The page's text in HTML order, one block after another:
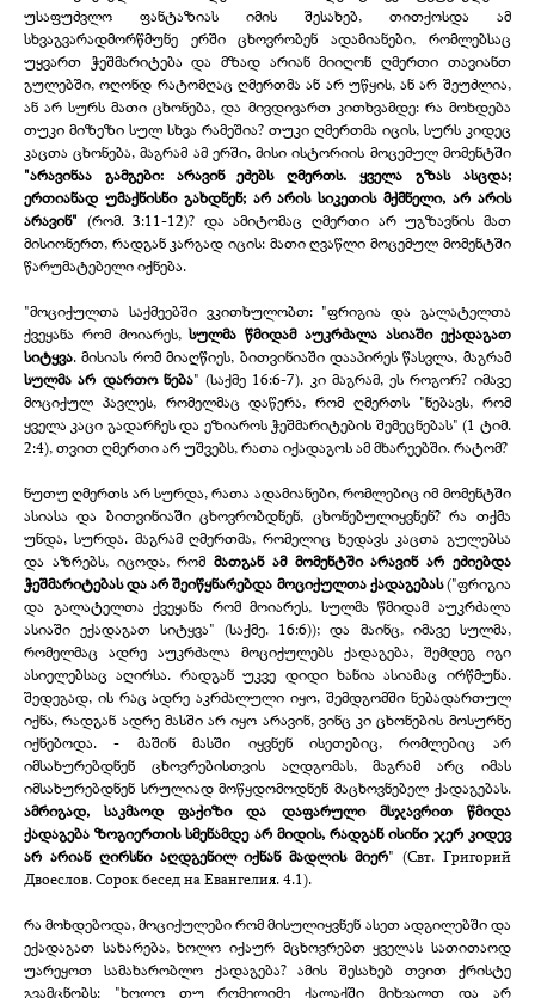
უსაფუძვლო ფანტაზიას იმის შესახებ, თითქოსდა ამ
სხვაგვარადმორწმუნე ერში ცხოვრობენ ადამიანები, რომლებსაც
უყვართ ჭეშმარიტება და მზად არიან მიიღონ ღმერთი თავიანთ
გულებში, ოღონდ რატომღაც ღმერთმა ან არ უწყის, ან არ შეუძლია,
ან არ სურს მათი ცხონება, და მივდივართ კითხვამდე: რა მოხდება
თუკი მიზეზი სულ სხვა რამეშია? თუკი ღმერთმა იცის, სურს კიდეც
კაცთა ცხონება, მაგრამ ამ ერში, მისი ისტორიის მოცემულ მომენტში
"არავინაა გამგები: არავინ ეძებს ღმერთს. ყველა გზას ასცდა;
ერთიანად უმაქნისნი გახდნენ; არ არის სიკეთის მქმნელი, არ არის
არავინ" (რომ. 3:11-12)? და ამიტომაც ღმერთი არ უგზავნის მათ
მისიონერთ, რადგან კარგად იცის: მათი ღვაწლი მოცემულ მომენტში
წარუმატებელი იქნება.
"მოციქულთა საქმეებში ვკითხულობთ: "ფრიგია და გალატელთა
ქვეყანა რომ მოიარეს, სულმა წმიდამ აუკრძალა ასიაში ექადაგათ
სიტყვა. მისიას რომ მიაღწიეს, ბითვინიაში დააპირეს წასვლა, მაგრამ
სულმა არ დართო ნება" (საქმე 16:6-7). კი მაგრამ, ეს როგორ? იმავე
მოციქულ პავლეს, რომელმაც დაწერა, რომ ღმერთს "ნებავს, რომ
ყველა კაცი გადარჩეს და ეზიაროს ჭეშმარიტების შემეცნებას" (1 ტიმ.
2:4), თვით ღმერთი არ უშვებს, რათა იქადაგოს ამ მხარეებში. რატომ?
ნუთუ ღმერთს არ სურდა, რათა ადამიანები, რომლებიც იმ მომენტში
ასიასა და ბითვინიაში ცხოვრობდნენ, ცხონებულიყვნენ? რა თქმა
უნდა, სურდა. მაგრამ ღმერთმა, რომელიც ხედავს კაცთა გულებსა
და აზრებს, იცოდა, რომ მათგან ამ მომენტში არავინ არ ეძიებდა
ჭეშმარიტებას და არ შეიწყნარებდა მოციქულთა ქადაგებას("ფრიგია
და გალატელთა ქვეყანა რომ მოიარეს, სულმა წმიდამ აუკრძალა
ასიაში ექადაგათ სიტყვა" (საქმე. 16:6)); და მაინც, იმავე სულმა,
რომელმაც ადრე აუკრძალა მოციქულებს ქადაგება, შემდეგ იგი
ასიელებსაც აღირსა. რადგან უკვე დიდი ხანია ასიამაც ირწმუნა.
შედეგად, ის რაც ადრე აკრძალული იყო, შემდგომში ნებადართულ
იქნა, რადგან ადრე მასში არ იყო არავინ, ვინც კი ცხონების მოსურნე
იქნებოდა. -
მაშინ მასში იყვნენ ისეთებიც, რომლებიც არ
იმსახურებდნენ ცხოვრებისთვის აღდგომას, მაგრამ არც იმას
იმსახურებდნენ სრულიად მოწყდომოდნენ მაცხოვნებელ ქადაგებას.
ამრიგად, საკმაოდ ფაქიზი და დაფარული მსჯავრით წმიდა
ქადაგება ზოგიერთის სმენამდე არ მიდის, რადგან ისინი ჯერ კიდევ
არ არიან ღირსნი აღდგენილ იქნან მადლის მიერ" (Свт. Григорий
Двоеслов. Сорок бесед на Евангелия. 4.1).
რა მოხდებოდა, მოციქულები რომ მისულიყვნენ ასეთ ადგილებში და
ექადაგათ სახარება, ხოლო იქაურ მცხოვრებთ ყველას სათითაოდ
უარეყოთ სამახარობლო ქადაგება? ამის შესახებ თვით ქრისტე
გვამცნობს: "ხოლო თუ რომელიმე ქალაქში მიხვალთ და არ